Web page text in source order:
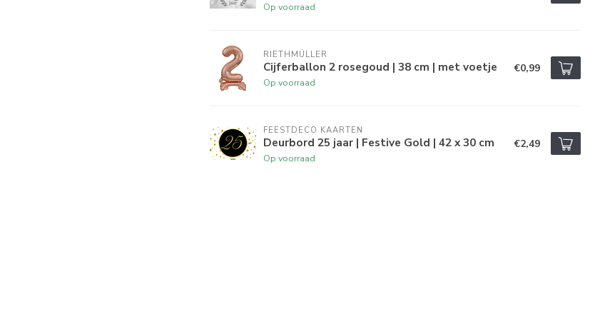
Op voorraad
RIETHMÜLLER
Cijferballon 2 rosegoud | 38 cm | met voetje
Op voorraad
€0,99
FEESTDECO KAARTEN
Deurbord 25 jaar | Festive Gold | 42 x 30 cm
Op voorraad
€2,49